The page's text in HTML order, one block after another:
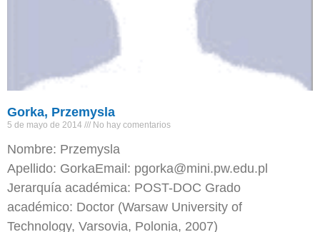
Gorka, Przemysla
5 de mayo de 2014 No hay comentarios
Nombre: Przemysla
Apellido: GorkaEmail: pgorka@mini.pw.edu.pl
Jerarquía académica: POST-DOC Grado
académico: Doctor (Warsaw University of
Technology, Varsovia, Polonia, 2007)